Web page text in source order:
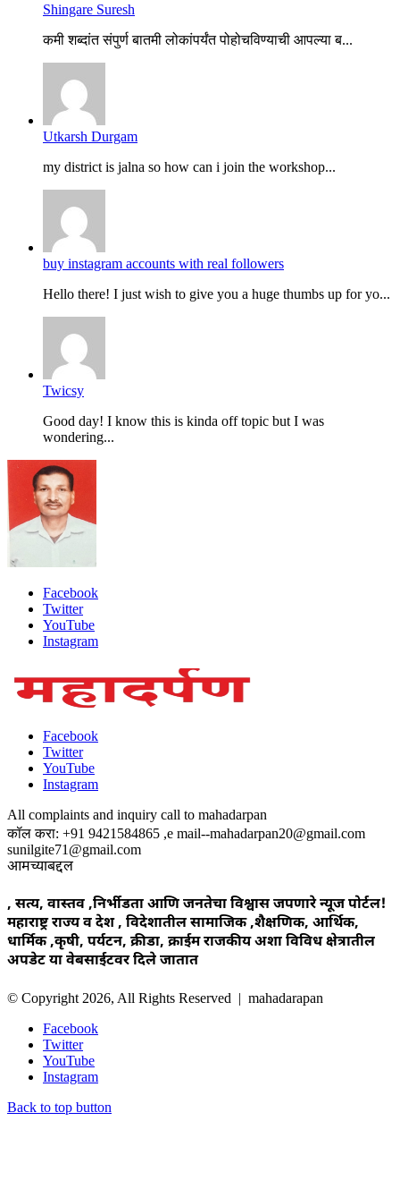
Shingare Suresh
कमी शब्दांत संपुर्ण बातमी लोकांपर्यंत पोहोचविण्याची आपल्या ब...
Utkarsh Durgam
my district is jalna so how can i join the workshop...
buy instagram accounts with real followers
Hello there! I just wish to give you a huge thumbs up for yo...
Twicsy
Good day! I know this is kinda off topic but I was
wondering...
Facebook
Twitter
YouTube
Instagram
Facebook
Twitter
YouTube
Instagram
All complaints and inquiry call to mahadarpan
कॉल करा: +91 9421584865 ,e mail--mahadarpan20@gmail.com
sunilgite71@gmail.com
आमच्याबद्दल
, सत्य, वास्तव ,निर्भीडता आणि जनतेचा विश्वास जपणारे न्यूज पोर्टल!
महाराष्ट्र राज्य व देश , विदेशातील सामाजिक ,शैक्षणिक, आर्थिक,
धार्मिक ,कृषी, पर्यटन, क्रीडा, क्राईम राजकीय अशा विविध क्षेत्रातील
अपडेट या वेबसाईटवर दिले जातात
© Copyright 2026, All Rights Reserved | mahadarapan
Facebook
Twitter
YouTube
Instagram
Back to top button